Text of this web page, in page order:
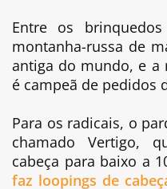
Entre os
montanha-russa de
antiga do mundo, e a
é campeã de pedidos
Para os radicais, o
chamado Vertigo,
cabeça para baixo a
faz loopings de